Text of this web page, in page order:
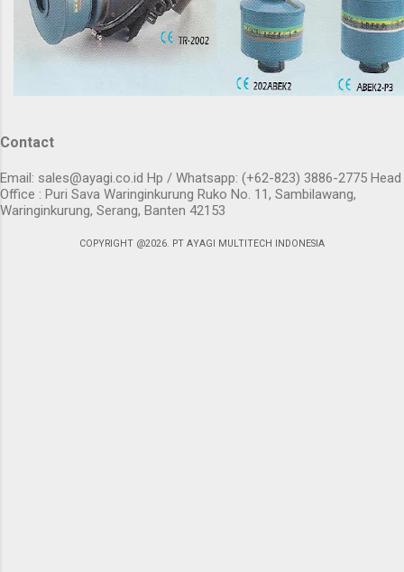
Contact
Email: sales@ayagi.co.id Hp / Whatsapp: (+62-823) 3886-2775 Head
Office : Puri Sava Waringinkurung Ruko No. 11, Sambilawang,
Waringinkurung, Serang, Banten 42153
COPYRIGHT @2026. PT AYAGI MULTITECH INDONESIA